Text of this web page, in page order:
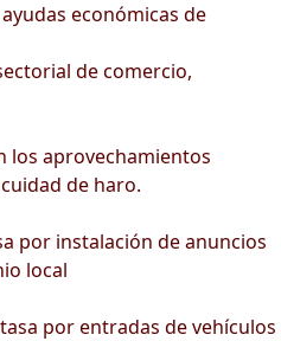
económicas de
de comercio,
los aprovechamientos
de haro.
por instalación de anuncios
local
por entradas de vehículos